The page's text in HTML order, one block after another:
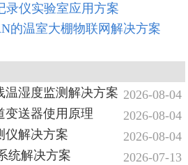
录仪实验室应用方案
的温室大棚物联网解决方案
2026-08-04
温湿度监测解决方案
2026-08-04
变送器使用原理
2026-08-04
仪解决方案
2026-07-13
统解决方案